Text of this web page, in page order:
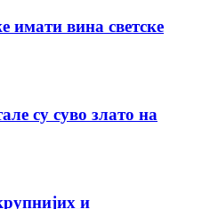
имати вина светске
су суво злато на
и